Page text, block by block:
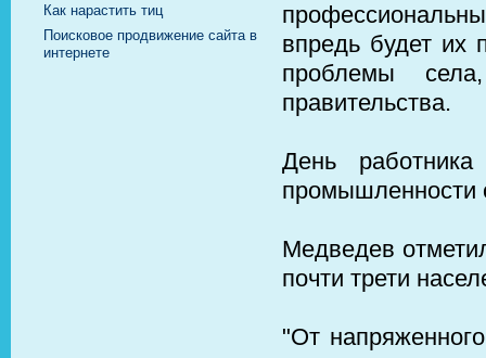
впредь будет их
проблемы
правительства.
День
промышленности
Медведев
почти трети
"От
Как нарастить тиц
Поисковое продвижение сайта в
интернете